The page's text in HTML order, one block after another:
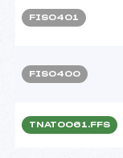
FIS0401
FIS0400
TNAT0061.FFS